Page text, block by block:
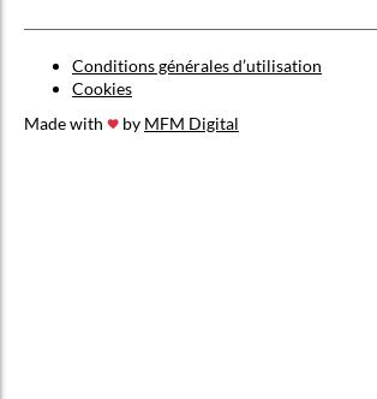
Conditions générales d’utilisation
Cookies
Made with
by MFM Digital